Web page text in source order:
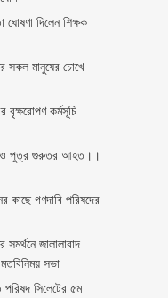
ঘোষণা দিলেন শিক্ষক
সকল মানুষের চোখে
বৃক্ষরোপণ কর্মসূচি
ও পুত্র গুরুতর আহত।।
কাছে গণদাবি পরিষদের
সমর্থনে জালালাবাদ
সভা
পরিষদ সিলেটের ৫ম